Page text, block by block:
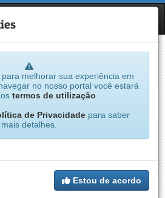
melhorar sua experiência em
no nosso portal você estará
termos de utilização
de Privacidadepara saber
mais detalhes.
Estou de acordo